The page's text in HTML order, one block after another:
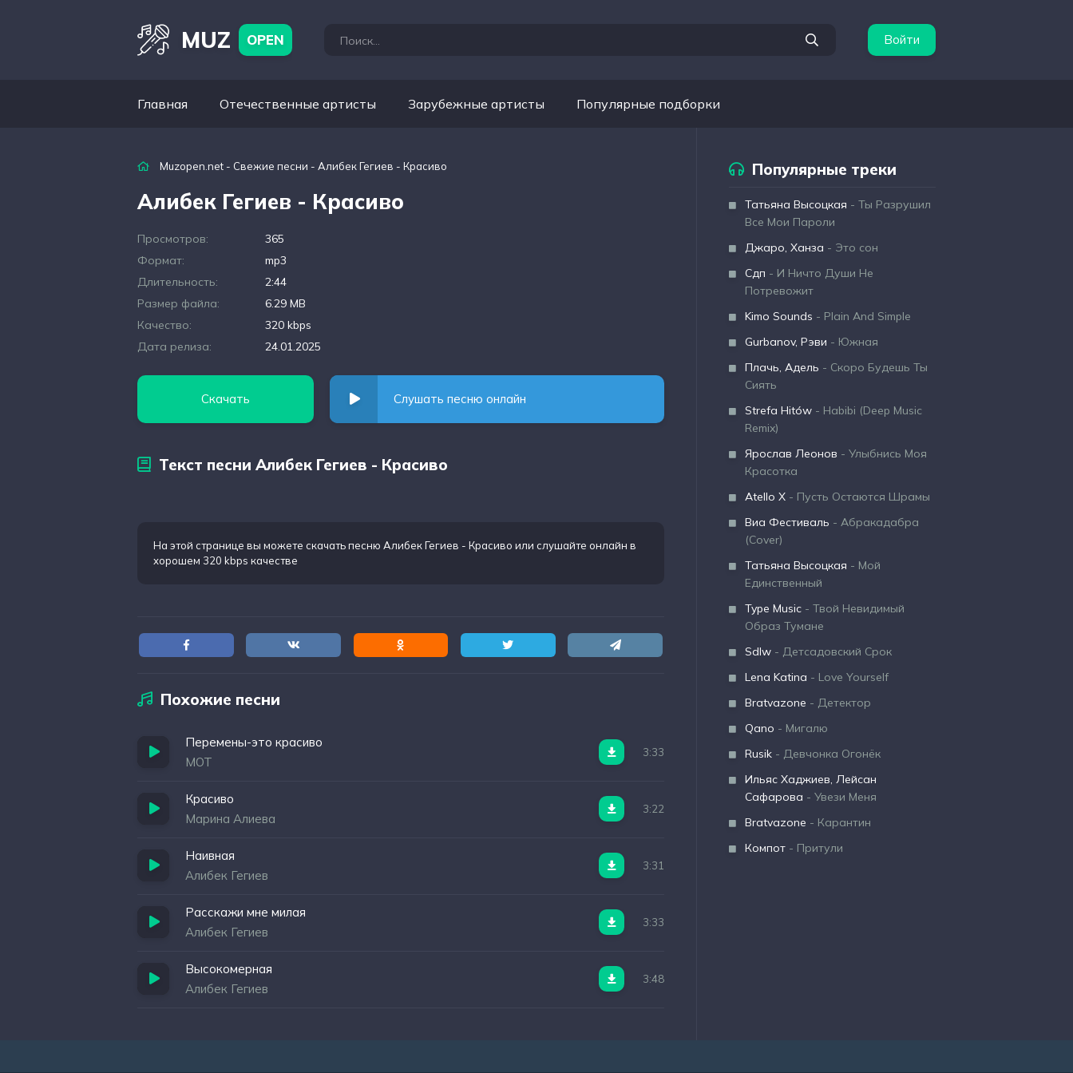
MUZ OPEN Войти
Главная Отечественные артисты Зарубежные артисты Популярные подборки
Muzopen.net - Свежие песни - Алибек Гегиев - Красиво
Алибек Гегиев - Красиво
Просмотров:
365
Формат:
mp3
Длительность:
2:44
Размер файла:
6.29 MB
Качество:
320 kbps
Дата релиза:
24.01.2025
Скачать Слушать песню онлайн
Текст песни Алибек Гегиев - Красиво
На этой странице вы можете скачать песню Алибек Гегиев - Красиво или слушайте онлайн в
хорошем 320 kbps качестве
Похожие песни
Перемены-это красиво
МОТ
3:33
Красиво
Марина Алиева
3:22
Наивная
Алибек Гегиев
3:31
Расскажи мне милая
Алибек Гегиев
3:33
Высокомерная
Алибек Гегиев
3:48
Популярные треки
Татьяна Высоцкая - Ты Разрушил
Все Мои Пароли
Джаро, Ханза - Это сон
Сдп - И Ничто Души Не
Потревожит
Kimo Sounds - Plain And Simple
Gurbanov, Рэви - Южная
Плачь, Адель - Скоро Будешь Ты
Сиять
Strefa Hitów - Habibi (Deep Music
Remix)
Ярослав Леонов - Улыбнись Моя
Красотка
Atello X - Пусть Остаются Шрамы
Виа Фестиваль - Абракадабра
(Cover)
Татьяна Высоцкая - Мой
Единственный
Type Music - Твой Невидимый
Образ Тумане
Sdlw - Детсадовский Срок
Lena Katina - Love Yourself
Bratvazone - Детектор
Qano - Мигалю
Rusik - Девчонка Огонёк
Ильяс Хаджиев, Лейсан
Сафарова - Увези Меня
Bratvazone - Карантин
Компот - Притули